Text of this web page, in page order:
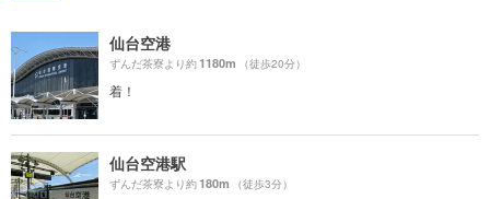
仙台空港
ずんだ茶寮より約1180m （徒歩20分）
着！
仙台空港駅
ずんだ茶寮より約180m （徒歩3分）